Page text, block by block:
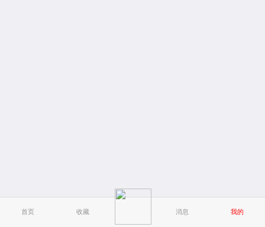
首页 收藏 消息 我的